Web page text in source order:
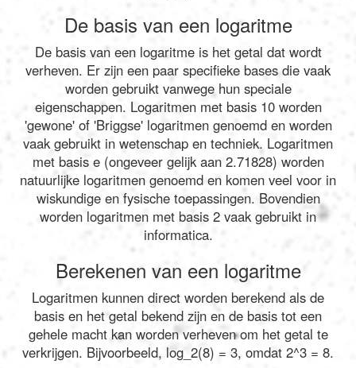
De basis van een logaritme
De basis van een logaritme is het getal dat wordt
verheven. Er zijn een paar specifieke bases die vaak
worden gebruikt vanwege hun speciale
eigenschappen. Logaritmen met basis 10 worden
'gewone' of 'Briggse' logaritmen genoemd en worden
vaak gebruikt in wetenschap en techniek. Logaritmen
met basis e (ongeveer gelijk aan 2.71828) worden
natuurlijke logaritmen genoemd en komen veel voor in
wiskundige en fysische toepassingen. Bovendien
worden logaritmen met basis 2 vaak gebruikt in
informatica.
Berekenen van een logaritme
Logaritmen kunnen direct worden berekend als de
basis en het getal bekend zijn en de basis tot een
gehele macht kan worden verheven om het getal te
verkrijgen. Bijvoorbeeld, log_2(8) = 3, omdat 2^3 = 8.